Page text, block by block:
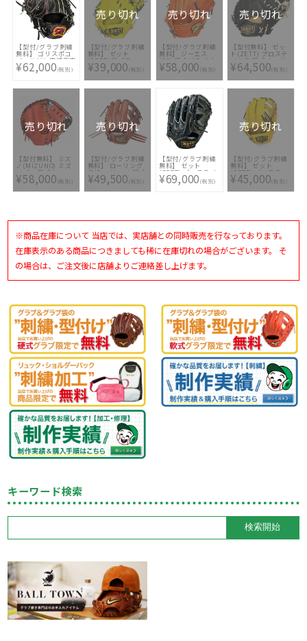
(単色のみ)※縁取
り・影付きの場合、
1ヶ所+3300円(税
り・影付きの場合、
1ヶ所+3300円(税
込)]
り・影付きの場合、
1ヶ所+3300円(税
込)]
(単色のみ)※縁取
り・影付きの場合、
1ヶ所+3300円(税
込)]
【型付/グラブ刺繍
無料】 ゴリスポコ
バマルビシ店舗限定
ジーエス(GS) 硬式
グラブ 投手用
STブラック [ 型付
刺繍2ヶ所無料(単色
のみ)※縁取り・影
付きの場合、1ヶ所
+3300円(税込)]
¥62,000(税別)
売り切れ
【型付/グラブ刺繍
無料】 ゼット
(ZETT) 硬式ファー
ストミット
BPFB19413-5319 [
ミット型付け無料
硬式グラブ刺繍2ヶ
縁取り・影付きの場
合、1ヶ所+3300円
(税込)]
¥39,000(税別)
売り切れ
【型付/グラブ刺繍
無料】 ジーエス
(GS) 硬式グラブ 内
野手用 サムライ型
5本指・コユニ両方
対応 右投げLH GS-
付け無料 硬式グラ
ブ刺繍2ヶ所無料(単
色のみ)※縁取り・
影付きの場合、1ヶ
所+3300円(税込)]
¥58,000(税別)
売り切れ
【型付無料】 ゼッ
ト(ZETT) プロステ
イタス 硬式オーダ
ーキャッチャーミッ
ト スポコバオリジ
ナル 中村(東京ヤク
ルト) モデル
BK1 [ ミット型付け
無料 ]
¥64,500(税別)
売り切れ
【型付無料】 ミズ
ノ(MIZUNO) ミズ
ノプロ 硬式キャッ
チャーミット 號
SAKEBI
1AJCH28210-5209
¥58,000(税別)
売り切れ
【型付/グラブ刺繍
無料】 ローリング
ス(Rawlings) 硬式
グラブ 内野手用
PRO PREFERRED
GH4PRCK45-BR [
り・影付きの場合、
込)]
¥49,500(税別)
【型付/グラブ刺繍
無料】 ゼット
(ZETT) プロステイ
タス プレミアム 硬
式グラブ 投手用
み)※縁取り・影付
+3300円(税込)]
¥69,000(税別)
売り切れ
【型付/グラブ刺繍
無料】 ゼット
(ZETT) プロステイ
タス 硬式グラブ 遊
撃手・二塁手モデル
BPROG361-5419 [
り・影付きの場合、
込)]
¥45,000(税別)
※商品在庫について 当店では、実店舗との同時販売を行なっております。
在庫表示のある商品につきましても稀に在庫切れの場合がございます。 そ
の場合は、ご注文後に店舗よりご連絡差し上げます。
キーワード検索